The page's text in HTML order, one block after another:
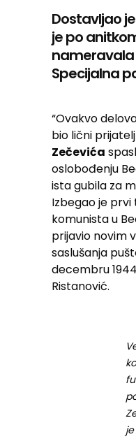
Dostavljao
je po
Specijalna
“Ovakvo
bio lični prijatelj
Zečevića
oslobođenju
ista gubila za
Izbegao je
komunista u
prijavio novim
saslušanja
decembru
Ristanović.